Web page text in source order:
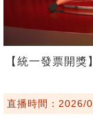
【統一發票開
直播時間：2026/